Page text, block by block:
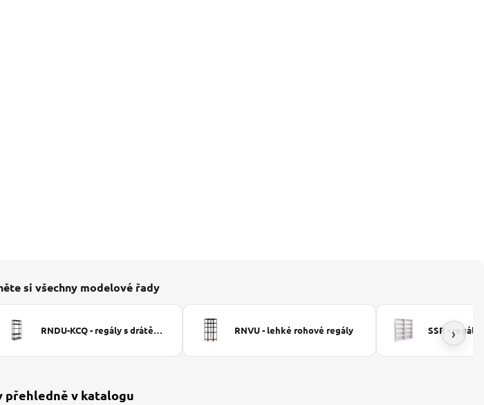
si všechny modelové řady
RNDU-KCQ - regály s drátěnými koši RNVU - lehké rohové regály SSR - regály
›
přehledně v katalogu